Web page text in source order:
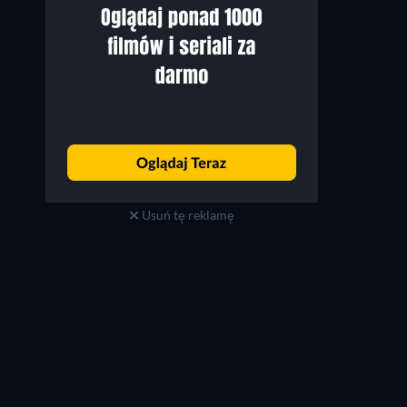
Usuń tę reklamę
Boyd Holbrook
The Corinthian